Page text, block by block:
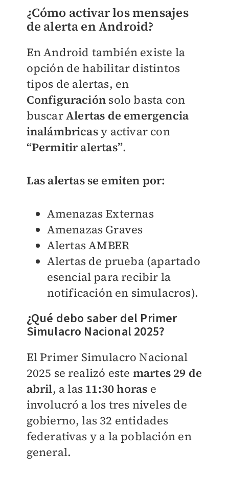
¿Cómo activar los mensajes
de alerta en Android?
En Android también existe la
opción de habilitar distintos
tipos de alertas, en
Configuración solo basta con
buscarAlertas de emergencia
inalámbricasy activar con
“Permitir alertas”.
Las alertas se emiten por:
Amenazas Externas
Amenazas Graves
Alertas AMBER
Alertas de prueba (apartado
esencial para recibir la
notificación en simulacros).
¿Qué debo saber del Primer
Simulacro Nacional 2025?
El Primer Simulacro Nacional
2025 se realizó este martes 29 de
abril, a las11:30 horas e
involucró a los tres niveles de
gobierno, las 32 entidades
federativas y a la población en
general.